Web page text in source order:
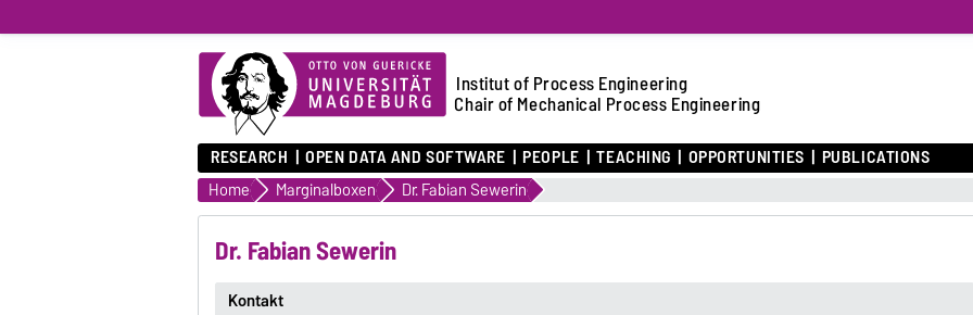
Institut of Process Engineering
Chair of Mechanical Process Engineering
RESEARCH OPEN DATA AND SOFTWARE PEOPLE TEACHING OPPORTUNITIES PUBLICATIONS
Home Marginalboxen Dr. Fabian Sewerin
Dr. Fabian Sewerin
Kontakt